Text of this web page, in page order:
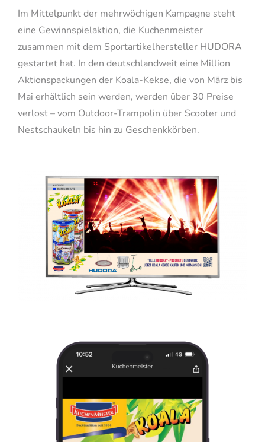
Im Mittelpunkt der mehrwöchigen Kampagne steht
eine Gewinnspielaktion, die Kuchenmeister
zusammen mit dem Sportartikelhersteller HUDORA
gestartet hat. In den deutschlandweit eine Million
Aktionspackungen der Koala-Kekse, die von März bis
Mai erhältlich sein werden, werden über 30 Preise
verlost – vom Outdoor-Trampolin über Scooter und
Nestschaukeln bis hin zu Geschenkkörben.